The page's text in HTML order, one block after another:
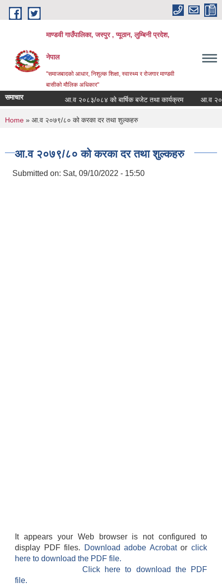
Skip to main content
माण्डवी गाउँपालिका, जस्पुर , प्यूठान, लुम्बिनी प्रदेश,
नेपाल
"समाजबादको आधार, निशुल्क शिक्षा, स्वास्थ्य र रोजगार माण्डवी
बासीको मौलिक अधिकार"
समाचार आ.व २०८३/०८४ को बार्षिक बजेट तथा कार्यक्रम आ.व २०८३/
You are here
Home » आ.व २०७९/८० को करका दर तथा शुल्कहरु
आ.व २०७९/८० को करका दर तथा शुल्कहरु
Submitted on: Sat, 09/10/2022 - 15:50
It appears your Web browser is not configured to
display PDF files.
Download adobe Acrobatorclick
here to download the PDF file.
Click here to download the PDF
file.